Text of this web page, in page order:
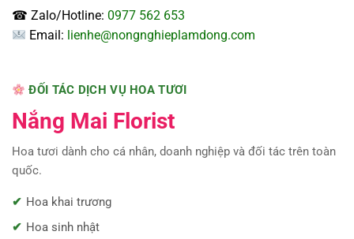
☎ Zalo/Hotline: 0977 562 653
Email: lienhe@nongnghieplamdong.com
ĐỐI TÁC DỊCH VỤ HOA TƯƠI
Nắng Mai Florist
Hoa tươi dành cho cá nhân, doanh nghiệp và đối tác trên toàn
quốc.
Hoa khai trương
Hoa sinh nhật